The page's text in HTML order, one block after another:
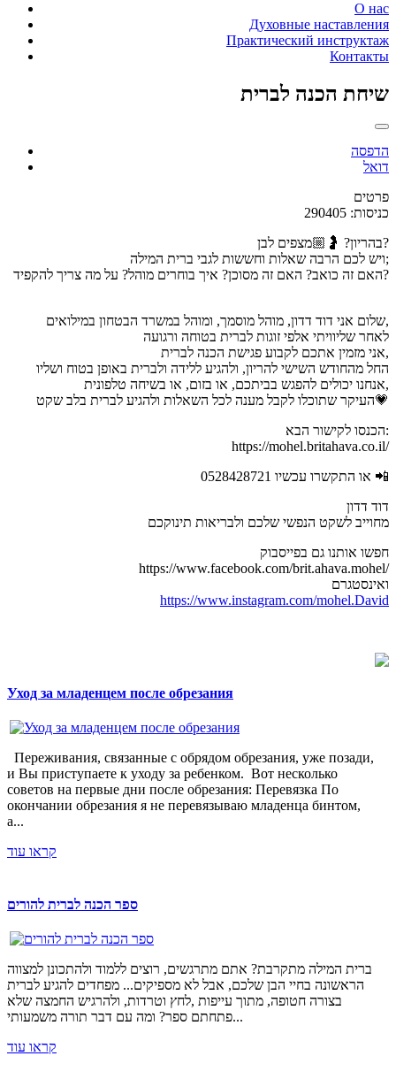
О нас
Духовные наставления
Практический инструктаж
Контакты
שיחת הכנה לברית
הדפסה
דואל
פרטים
כניסות: 290405
בהריון? 🤰🏼מצפים לבן?
ויש לכם הרבה שאלות וחששות לגבי ברית המילה;
האם זה כואב? האם זה מסוכן? איך בוחרים מוהל? על מה צריך להקפיד?
שלום אני דוד דדון, מוהל מוסמך, ומוהל במשרד הבטחון במילואים,
לאחר שליוויתי אלפי זוגות לברית בטוחה ורגועה
אני מזמין אתכם לקבוע פגישת הכנה לברית,
החל מהחודש השישי להריון, ולהגיע ללידה ולברית באופן בטוח ושליו
אנחנו יכולים להפגש בביתכם, או בזום, או בשיחה טלפונית,
העיקר שתוכלו לקבל מענה לכל השאלות ולהגיע לברית בלב שקט💗
הכנסו לקישור הבא:
https://mohel.britahava.co.il/
או התקשרו עכשיו 0528428721 📲
דוד דדון
מחוייב לשקט הנפשי שלכם ולבריאות תינוקכם
חפשו אותנו גם בפייסבוק
https://www.facebook.com/brit.ahava.mohel/
ואינסטגרם
https://www.instagram.com/mohel.David
Уход за младенцем после обрезания
Переживания, связанные с обрядом обрезания, уже позади,
и Вы приступаете к уходу за ребенком. Вот несколько
советов на первые дни после обрезания: Перевязка По
окончании обрезания я не перевязываю младенца бинтом,
а...
קראו עוד
ספר הכנה לברית להורים
ברית המילה מתקרבת? אתם מתרגשים, רוצים ללמוד ולהתכונן למצווה
הראשונה בחיי הבן שלכם, אבל לא מספיקים... מפחדים להגיע לברית
בצורה חטופה, מתוך עייפות ,לחץ וטרדות, ולהרגיש החמצה שלא
פתחתם ספר? ומה עם דבר תורה משמעותי...
קראו עוד